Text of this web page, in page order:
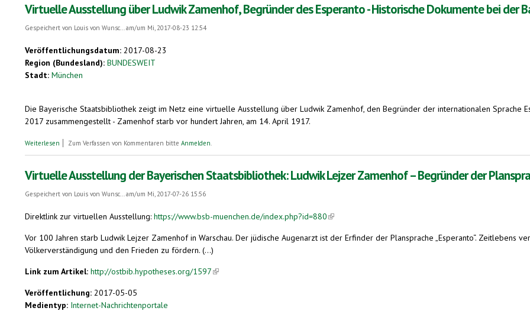
Virtuelle Ausstellung über Ludwik Zamenhof, Begründer des Esperanto - Historische Dokumente bei der
Gespeichert von Louis von Wunsc...am/um Mi, 2017-08-23 12:54
Veröffentlichungsdatum: 2017-08-23
Region (Bundesland): BUNDESWEIT
Stadt: München
Die Bayerische Staatsbibliothek zeigt im Netz eine virtuelle Ausstellung über Ludwik Zamenhof, den Begründer der internationalen Sprache
2017 zusammengestellt - Zamenhof starb vor hundert Jahren, am 14. April 1917.
Weiterlesen über Virtuelle Ausstellung über Ludwik Zamenhof, Begründer des Esperanto - Historische Dokumente bei der Bayerischen Staatsbibliothek
Zum Verfassen von Kommentaren bitte Anmelden.
Virtuelle Ausstellung der Bayerischen Staatsbibliothek: Ludwik Lejzer Zamenhof – Begründer der
Gespeichert von Louis von Wunsc...am/um Mi, 2017-07-26 15:56
Direktlink zur virtuellen Ausstellung: https://www.bsb-muenchen.de/index.php?id=880(link is external)
Vor 100 Jahren starb Ludwik Lejzer Zamenhof in Warschau. Der jüdische Augenarzt ist der Erfinder der Plansprache „Esperanto“. Zeitlebens
Völkerverständigung und den Frieden zu fördern. (...)
Link zum Artikel: http://ostbib.hypotheses.org/1597(link is external)
Veröffentlichung: 2017-05-05
Medientyp: Internet-Nachrichtenportale